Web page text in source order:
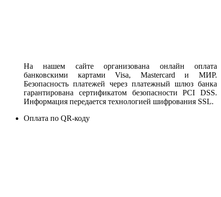
На нашем сайте организована онлайн оплата
банковскими картами Visa, Mastercard и МИР.
Безопасность платежей через платежный шлюз банка
гарантирована сертификатом безопасности PCI DSS.
Информация передается технологией шифрования SSL.
Оплата по QR-коду